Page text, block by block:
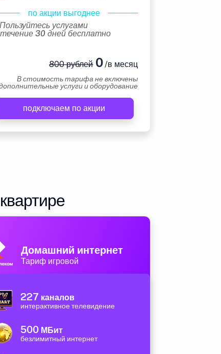
по акции выгоднее
услугами
30 дней бесплатно
800 рублей0/в месяц
В стоимость тарифа не включены
услуги и оборудование
подключаем по акции
Домашний интернет
Тариф игровой
227 каналов
интерактивное телевидение
500 МБит
безлимитный интернет